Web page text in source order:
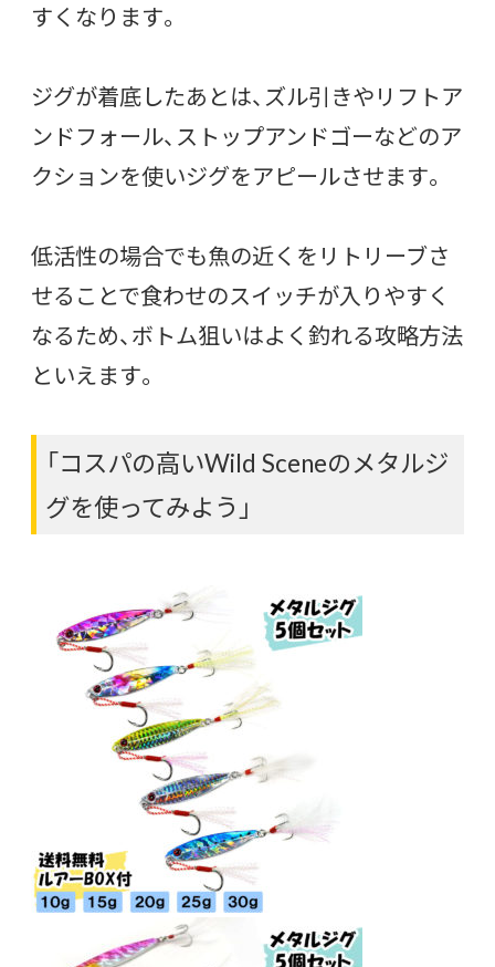
すくなります。
ジグが着底したあとは、ズル引きやリフトア
ンドフォール、ストップアンドゴーなどのア
クションを使いジグをアピールさせます。
低活性の場合でも魚の近くをリトリーブさ
せることで食わせのスイッチが入りやすく
なるため、ボトム狙いはよく釣れる攻略方法
といえます。
「コスパの高いWild Sceneのメタルジ
グを使ってみよう」